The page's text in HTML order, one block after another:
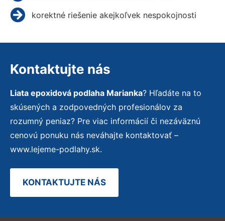
korektné riešenie akejkoľvek nespokojnosti
Kontaktujte nás
Liata epoxidová podlaha Marianka? Hľadáte na to
skúsených a zodpovedných profesionálov za
rozumný peniaz? Pre viac informácií či nezáväznú
cenovú ponuku nás neváhajte kontaktovať –
www.lejeme-podlahy.sk.
KONTAKTUJTE NÁS